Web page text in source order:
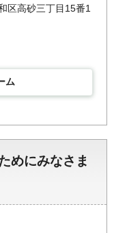
区高砂三丁目15番1
ム
めにみなさま